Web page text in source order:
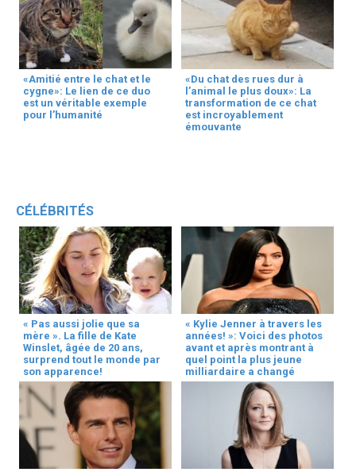
«Amitié entre le chat et le
cygne»: Le lien de ce duo
est un véritable exemple
pour l’humanité
«Du chat des rues dur à
l’animal le plus doux»: La
transformation de ce chat
est incroyablement
émouvante
CÉLÉBRITÉS
« Pas aussi jolie que sa
mère ». La fille de Kate
Winslet, âgée de 20 ans,
surprend tout le monde par
son apparence!
« Kylie Jenner à travers les
années! »: Voici des photos
avant et après montrant à
quel point la plus jeune
milliardaire a changé